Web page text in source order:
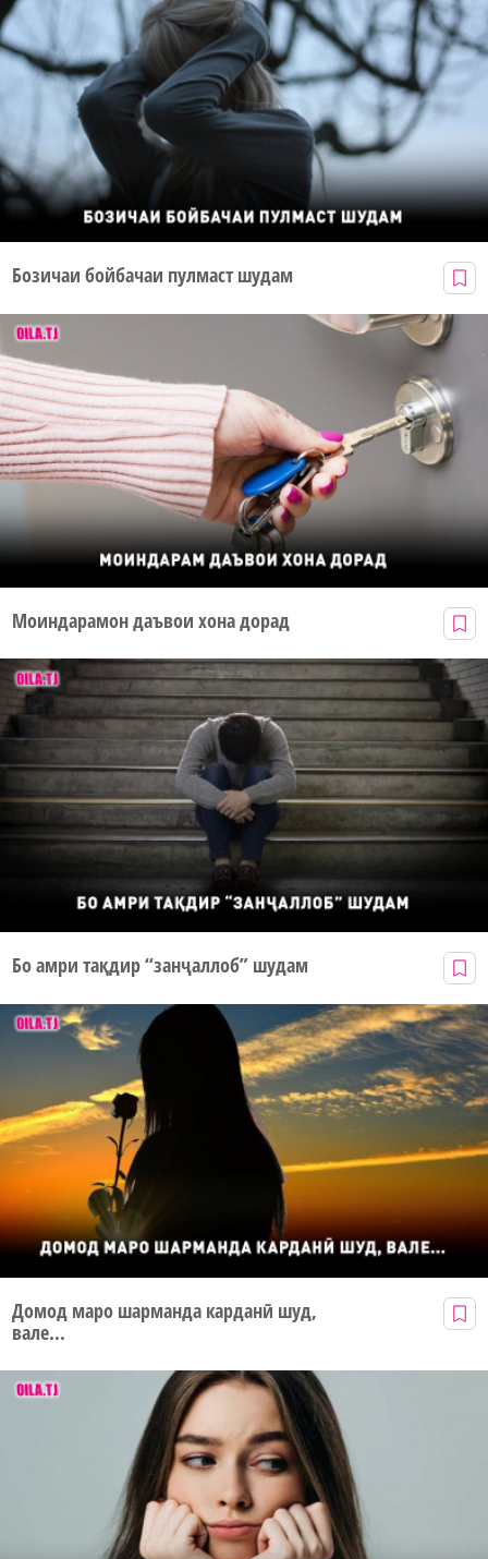
Бозичаи бойбачаи пулмаст шудам
Моиндарамон даъвои хона дорад
Бо амри тақдир “занҷаллоб” шудам
Домод маро шарманда карданӣ шуд,
вале...